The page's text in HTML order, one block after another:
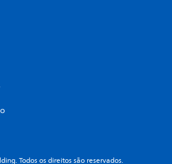
Todos os direitos são reservados.